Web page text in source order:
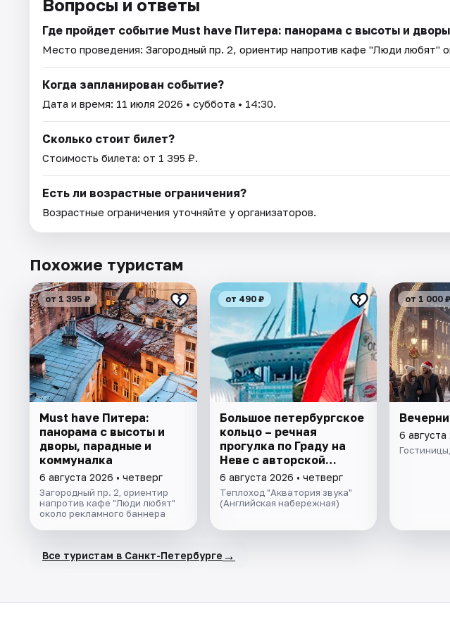
Вопросы и ответы
Где пройдет событие Must have Питера: панорама с высоты и
Место проведения: Загородный пр. 2, ориентир напротив кафе "Люди любят"
Когда запланирован событие?
Дата и время: 11 июля 2026 • суббота • 14:30.
Сколько стоит билет?
Стоимость билета: от 1 395 ₽.
Есть ли возрастные ограничения?
Возрастные ограничения уточняйте у организаторов.
Похожие туристам
от 1 395 ₽
Must have Питера:
панорама с высоты и
дворы, парадные и
коммуналка
6 августа 2026 • четверг
Загородный пр. 2, ориентир
напротив кафе "Люди любят"
около рекламного баннера
от 490 ₽
Большое петербургское
кольцо – речная
прогулка пo Граду на
Неве с авторской
экскурсией и живой
музыкой в тёплом
салоне теплохода
6 августа 2026 • четверг
Теплоход "Акватория звука"
(Английская набережная)
от 1 000 ₽
6 августа
Все туристам в Санкт-Петербурге →